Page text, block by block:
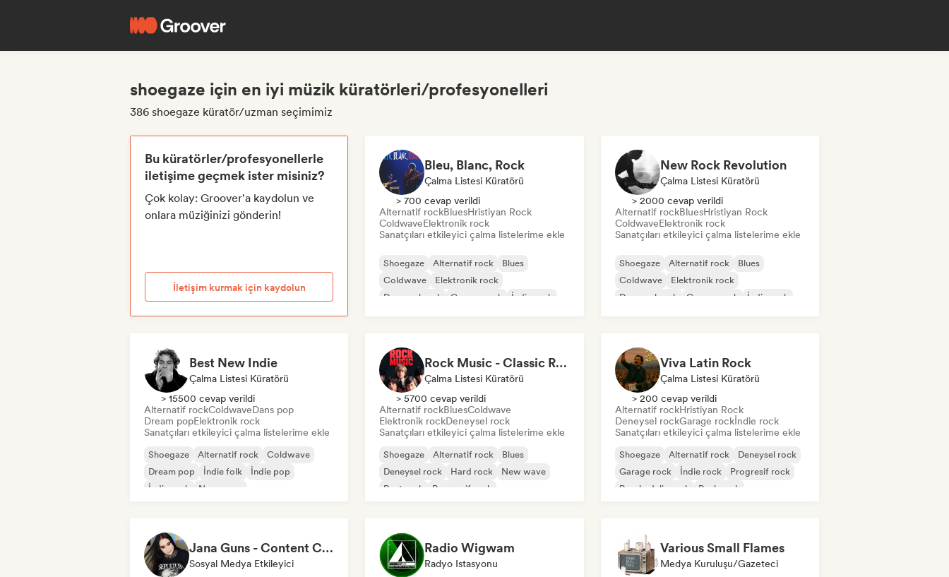
shoegaze için en iyi müzik küratörleri/profesyonelleri
386 shoegaze küratör/uzman seçimimiz
Bu küratörler/profesyonellerle
iletişime geçmek ister misiniz?
Çok kolay: Groover'a kaydolun ve
onlara müziğinizi gönderin!
İletişim kurmak için kaydolun
Bleu, Blanc, Rock
Çalma Listesi Küratörü
> 700 cevap verildi
Alternatif rockBluesHristiyan Rock
ColdwaveElektronik rock
Sanatçıları etkileyici çalma listelerime ekle
Shoegaze Alternatif rock
Blues
Coldwave
Elektronik rock
Deneysel rock
Garage rock İndie rock
New Rock Revolution
Çalma Listesi Küratörü
> 2000 cevap verildi
Alternatif rockBluesHristiyan Rock
ColdwaveElektronik rock
Sanatçıları etkileyici çalma listelerime ekle
Shoegaze Alternatif rock
Blues
Coldwave
Elektronik rock
Deneysel rock
Garage rock İndie rock
Best New Indie
Çalma Listesi Küratörü
> 15500 cevap verildi
Alternatif rockColdwaveDans pop
Dream popElektronik rock
Sanatçıları etkileyici çalma listelerime ekle
Shoegaze Alternatif rock
Coldwave
Dream pop
İndie folk
İndie pop
İndie rock
New wave
Rock Music - Classic Rock - Modern Rock
Çalma Listesi Küratörü
> 5700 cevap verildi
Alternatif rockBluesColdwave
Elektronik rockDeneysel rock
Sanatçıları etkileyici çalma listelerime ekle
Shoegaze Alternatif rock
Blues
Deneysel rock
Hard rock
New wave
Post rock
Progresif rock
Viva Latin Rock
Çalma Listesi Küratörü
> 200 cevap verildi
Alternatif rockHristiyan Rock
Deneysel rockGarage rockİndie rock
Sanatçıları etkileyici çalma listelerime ekle
Shoegaze Alternatif rock
Deneysel rock
Garage rock
İndie rock
Progresif rock
Psychedelic rock
Punk rock
Jana Guns - Content Creator
Sosyal Medya Etkileyici
Radio Wigwam
Radyo Istasyonu
Various Small Flames
Medya Kuruluşu/Gazeteci